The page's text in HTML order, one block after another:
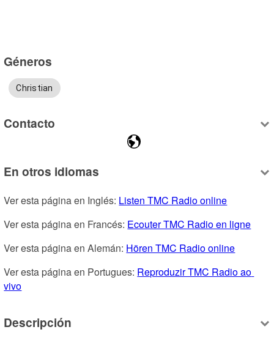
Géneros
Christian
Contacto
En otros idiomas
Ver esta página en Inglés: Listen TMC Radio online
Ver esta página en Francés: Ecouter TMC Radio en ligne
Ver esta página en Alemán: Hören TMC Radio online
Ver esta página en Portugues: Reproduzir TMC Radio ao
vivo
Descripción